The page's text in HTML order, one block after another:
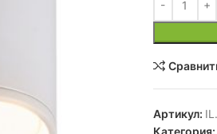
Артикул:
Категория: